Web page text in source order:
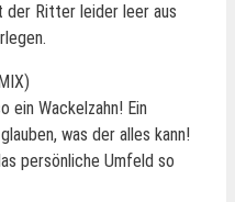
der Ritter leider leer aus
ein Wackelzahn! Ein
was der alles kann!
persönliche Umfeld so